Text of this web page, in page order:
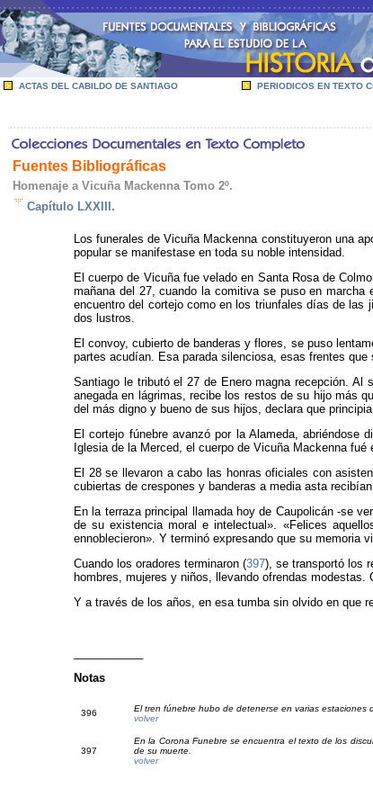
ACTAS DEL CABILDO DE SANTIAGO PERIODICOS EN TEXTO
Fuentes Bibliográficas
Homenaje a Vicuña Mackenna Tomo 2º.
Capítulo LXXIII.
Los funerales de Vicuña Mackenna constituyeron una
popular se manifestase en toda su noble intensidad.
El cuerpo de Vicuña fue velado en Santa Rosa de
mañana del 27, cuando la comitiva se puso en
encuentro del cortejo como en los triunfales días de las
dos lustros.
El convoy, cubierto de banderas y flores, se puso
partes acudían. Esa parada silenciosa, esas frentes
Santiago le tributó el 27 de Enero magna recepción. Al
anegada en lágrimas, recibe los restos de su hijo más
del más digno y bueno de sus hijos, declara que
El cortejo fúnebre avanzó por la Alameda, abriéndose
Iglesia de la Merced, el cuerpo de Vicuña Mackenna
El 28 se llevaron a cabo las honras oficiales con
cubiertas de crespones y banderas a media asta
En la terraza principal llamada hoy de Caupolicán -se
de su existencia moral e intelectual». «Felices
ennoblecieron». Y terminó expresando que su memoria
Cuando los oradores terminaron (397), se transportó los
hombres, mujeres y niños, llevando ofrendas
Y a través de los años, en esa tumba sin olvido en que
Notas
396
El tren fúnebre hubo de detenerse en varias estaciones
volver
397
En la Corona Funebre se encuentra el texto de los
de su muerte.
volver